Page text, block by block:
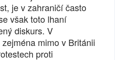
je v zahraničí často
však toto lhaní
diskurs. V
mimo v Británii
proti